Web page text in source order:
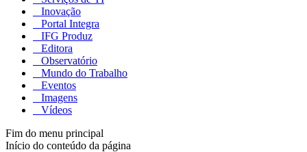
Inovação
Portal Integra
IFG Produz
Editora
Observatório
Mundo do Trabalho
Eventos
Imagens
Vídeos
Fim do menu principal
Início do conteúdo da página